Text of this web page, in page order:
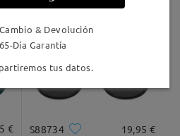
€ S88734 19,95 €
& Devolución
Día Garantía
tus datos.